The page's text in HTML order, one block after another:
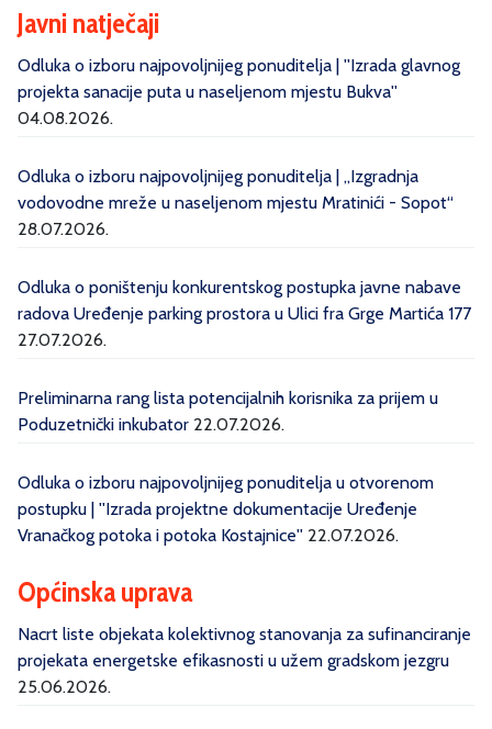
Javni natječaji
Odluka o izboru najpovoljnijeg ponuditelja | ''Izrada glavnog
projekta sanacije puta u naseljenom mjestu Bukva''
04.08.2026.
Odluka o izboru najpovoljnijeg ponuditelja | „Izgradnja
vodovodne mreže u naseljenom mjestu Mratinići - Sopot“
28.07.2026.
Odluka o poništenju konkurentskog postupka javne nabave
radova Uređenje parking prostora u Ulici fra Grge Martića 177
27.07.2026.
Preliminarna rang lista potencijalnih korisnika za prijem u
Poduzetnički inkubator 22.07.2026.
Odluka o izboru najpovoljnijeg ponuditelja u otvorenom
postupku | ''Izrada projektne dokumentacije Uređenje
Vranačkog potoka i potoka Kostajnice'' 22.07.2026.
Općinska uprava
Nacrt liste objekata kolektivnog stanovanja za sufinanciranje
projekata energetske efikasnosti u užem gradskom jezgru
25.06.2026.